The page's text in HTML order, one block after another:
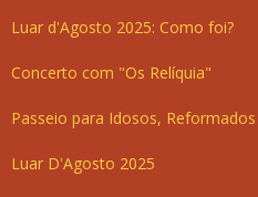
Luar d'Agosto 2025: Como foi?
Concerto com "Os Relíquia"
Passeio para Idosos,
Luar D'Agosto 2025